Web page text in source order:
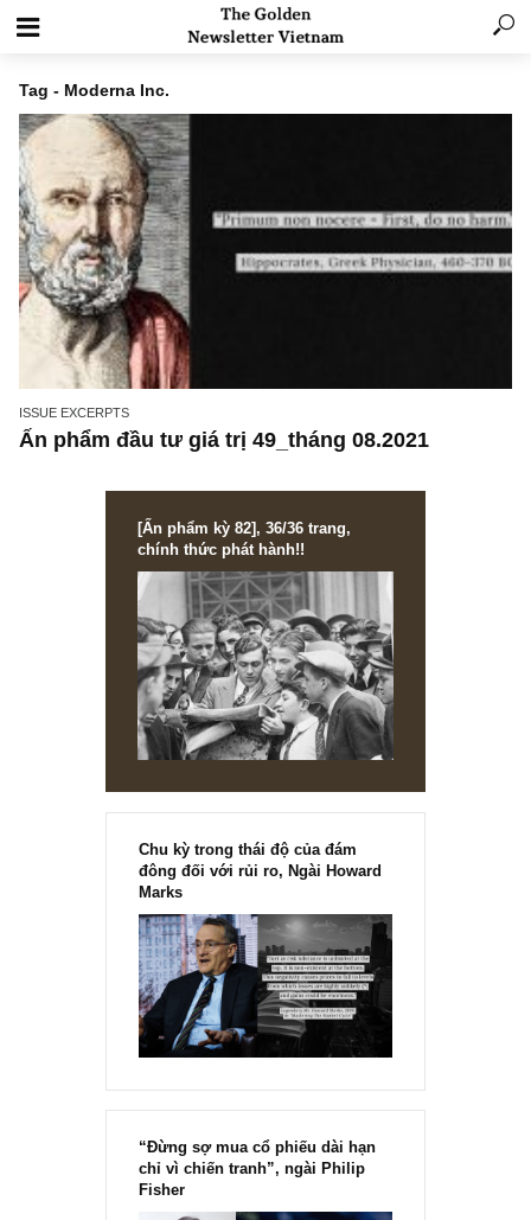
Tag - Moderna Inc.
Ấn phẩm đầu tư giá trị 49_tháng 08.2021
[Ấn phẩm kỳ 82], 36/36 trang,
chính thức phát hành!!
Chu kỳ trong thái độ của đám
đông đối với rủi ro, Ngài Howard
Marks